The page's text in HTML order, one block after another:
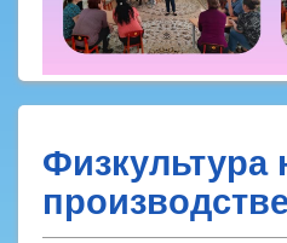
Физкультура
производстве